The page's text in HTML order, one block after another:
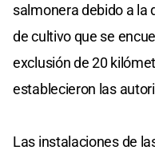
salmonera debido a la
de cultivo que se
exclusión de 20
establecieron las
Las instalaciones de